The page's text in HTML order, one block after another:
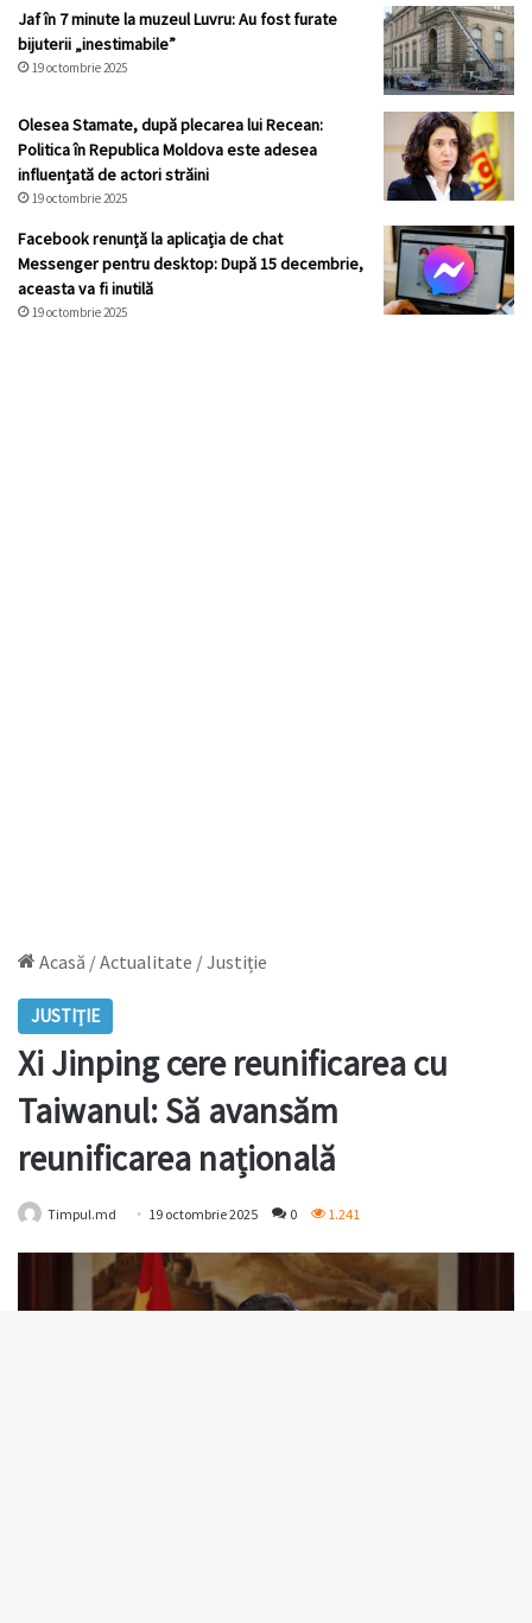
Jaf în 7 minute la muzeul Luvru: Au fost furate
bijuterii „inestimabile”
19 octombrie 2025
Olesea Stamate, după plecarea lui Recean:
Politica în Republica Moldova este adesea
influențată de actori străini
19 octombrie 2025
Facebook renunță la aplicația de chat
Messenger pentru desktop: După 15 decembrie,
aceasta va fi inutilă
19 octombrie 2025